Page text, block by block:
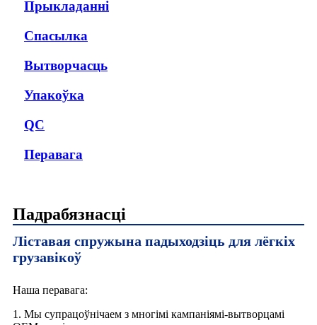
Прыкладанні
Спасылка
Вытворчасць
Упакоўка
QC
Перавага
Падрабязнасці
Ліставая спружына падыходзіць для лёгкіх
грузавікоў
Наша перавага:
1. Мы супрацоўнічаем з многімі кампаніямі-вытворцамі